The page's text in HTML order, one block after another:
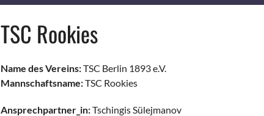
TSC Rookies
Name des Vereins:TSC Berlin 1893 e.V.
Mannschaftsname:TSC Rookies
Ansprechpartner_in:Tschingis Sülejmanov